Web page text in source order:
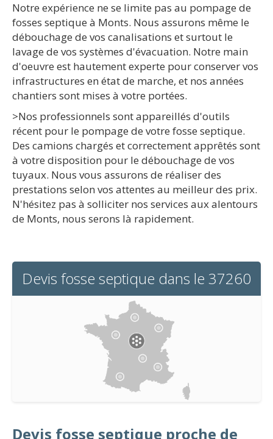
Notre expérience ne se limite pas au pompage de
fosses septique à Monts. Nous assurons même le
débouchage de vos canalisations et surtout le
lavage de vos systèmes d'évacuation. Notre main
d'oeuvre est hautement experte pour conserver vos
infrastructures en état de marche, et nos années
chantiers sont mises à votre portées.
>Nos professionnels sont appareillés d'outils
récent pour le pompage de votre fosse septique.
Des camions chargés et correctement apprêtés sont
à votre disposition pour le débouchage de vos
tuyaux. Nous vous assurons de réaliser des
prestations selon vos attentes au meilleur des prix.
N'hésitez pas à solliciter nos services aux alentours
de Monts, nous serons là rapidement.
Devis fosse septique dans le 37260
Devis fosse septique proche de